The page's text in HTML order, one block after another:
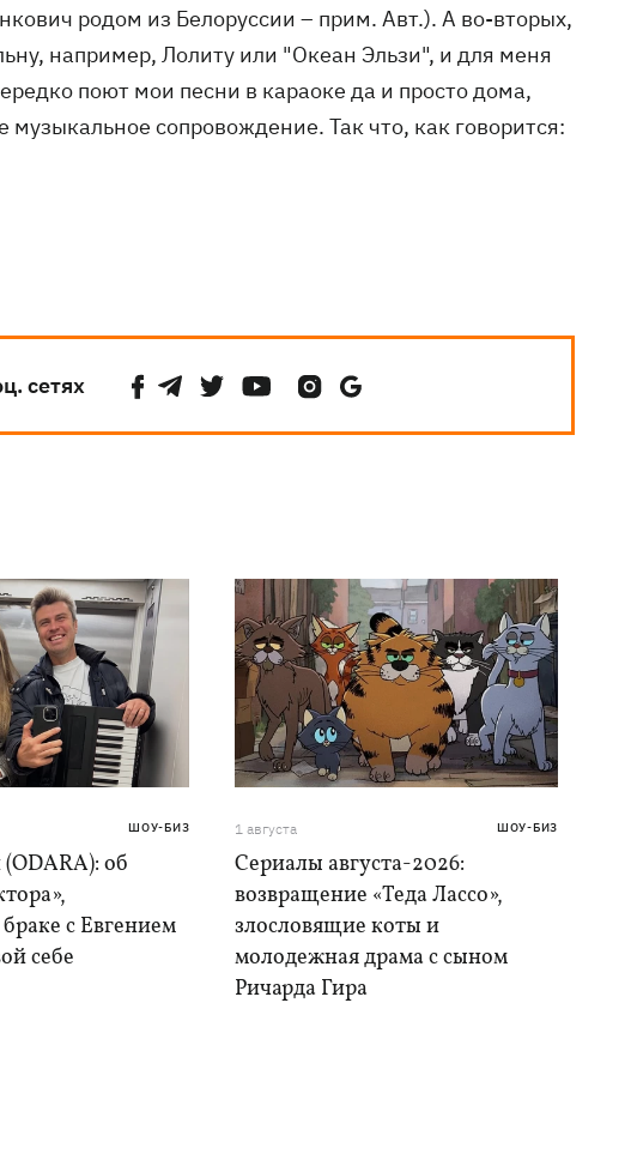
родом из Белоруссии – прим. Авт.). А во-вторых,
например, Лолиту или "Океан Эльзи", и для меня
поют мои песни в караоке да и просто дома,
музыкальное сопровождение. Так что, как говорится:
сетях
ШОУ-БИЗ
об
с Евгением
себе
1 августа ШОУ-БИЗ
Сериалы августа-2026:
возвращение «Теда Лассо»,
злословящие коты и
молодежная драма с сыном
Ричарда Гира